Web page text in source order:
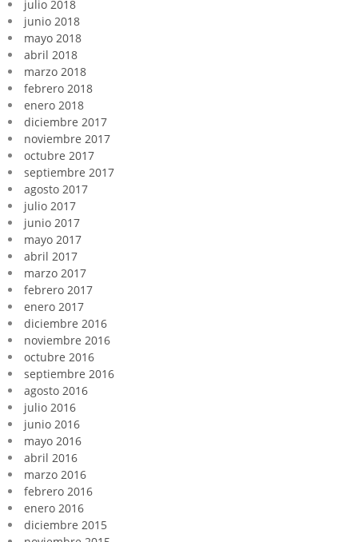
julio 2018
junio 2018
mayo 2018
abril 2018
marzo 2018
febrero 2018
enero 2018
diciembre 2017
noviembre 2017
octubre 2017
septiembre 2017
agosto 2017
julio 2017
junio 2017
mayo 2017
abril 2017
marzo 2017
febrero 2017
enero 2017
diciembre 2016
noviembre 2016
octubre 2016
septiembre 2016
agosto 2016
julio 2016
junio 2016
mayo 2016
abril 2016
marzo 2016
febrero 2016
enero 2016
diciembre 2015